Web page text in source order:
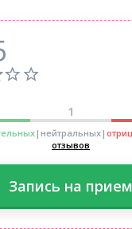
1
|нейтральных|
отзывов
Запись на прием